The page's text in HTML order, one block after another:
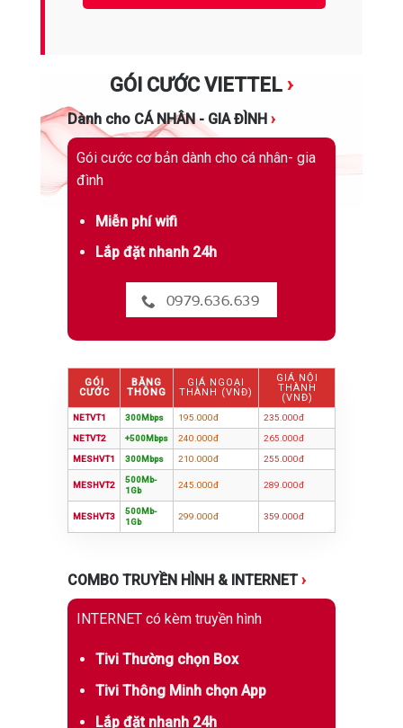
GÓI CƯỚC VIETTEL ›
Dành cho CÁ NHÂN - GIA ĐÌNH ›
Gói cước cơ bản dành cho cá nhân- gia
đình
Miễn phí wifi
Lắp đặt nhanh 24h
0979.636.639
GÓI
CƯỚC
BĂNG
THÔNG
GIÁ NGOẠI
THÀNH (VNĐ)
GIÁ NỘI
THÀNH
(VNĐ)
NETVT1 300Mbps 195.000đ 235.000đ
NETVT2 +500Mbps 240.000đ 265.000đ
MESHVT1 300Mbps 210.000đ 255.000đ
MESHVT2
500Mb-
1Gb
245.000đ 289.000đ
MESHVT3
500Mb-
1Gb
299.000đ 359.000đ
COMBO TRUYỀN HÌNH & INTERNET›
INTERNET có kèm truyền hình
Tivi Thường chọn Box
Tivi Thông Minh chọn App
Lắp đặt nhanh 24h